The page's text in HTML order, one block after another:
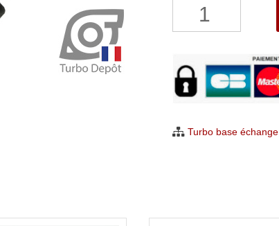
quantité
Citroen
C4
753556
Turbo base échange,